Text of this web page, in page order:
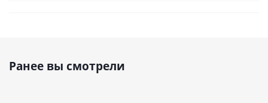
Ранее вы смотрели